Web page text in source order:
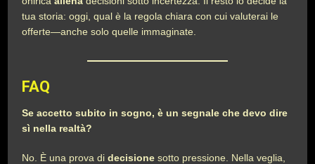
tua storia: oggi, qual è la regola chiara con cui valuterai le
offerte—anche solo quelle immaginate.
FAQ
Se accetto subito in sogno, è un segnale che devo dire
sì nella realtà?
No. È una prova didecisione sotto pressione. Nella veglia,